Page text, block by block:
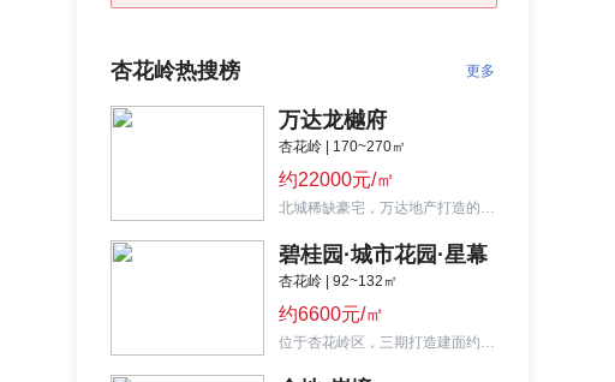
杏花岭热搜榜 更多
万达龙樾府
杏花岭 | 170~270㎡
约22000元/㎡
北城稀缺豪宅，万达地产打造的高品质湖居大平层。
碧桂园·城市花园·星幕
杏花岭 | 92~132㎡
约6600元/㎡
位于杏花岭区，三期打造建面约92-110㎡低密度洋房。